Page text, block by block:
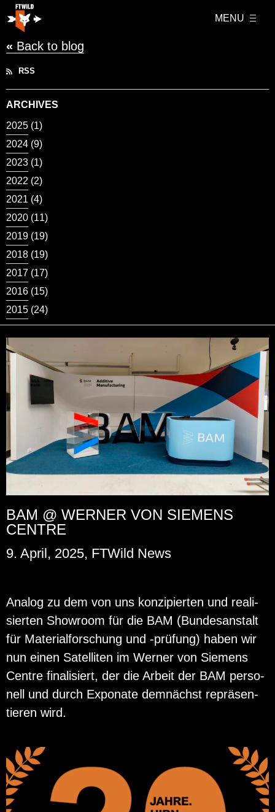
MENU
« Back to blog
RSS
ARCHIVES
2025 (1)
2024 (9)
2023 (1)
2022 (2)
2021 (4)
2020 (11)
2019 (19)
2018 (19)
2017 (17)
2016 (15)
2015 (24)
BAM @ WERNER VON SIEMENS
CENTRE
9. April, 2025, FTWild News
Ana­log zu dem von uns kon­zi­pier­ten und rea­li­
sier­ten Show­room für die BAM (Bun­des­an­stalt
für Ma­te­ri­al­for­schung und -prü­fung) haben wir
nun einen Sa­tel­li­ten im Wer­ner von Sie­mens
Cent­re fi­na­li­siert, der die Ar­beit der BAM per­so­
nell und durch Ex­po­na­te dem­nächst re­prä­sen­
tie­ren wird.